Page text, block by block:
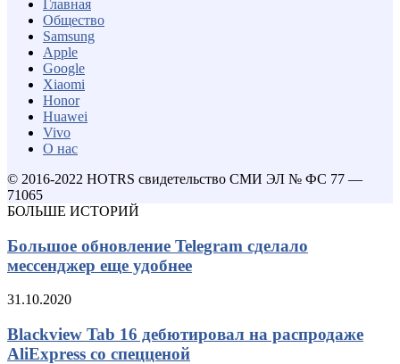
Главная
Общество
Samsung
Apple
Google
Xiaomi
Honor
Huawei
Vivo
О нас
© 2016-2022 HOTRS свидетельство СМИ ЭЛ № ФС 77 —
71065
БОЛЬШЕ ИСТОРИЙ
Большое обновление Telegram сделало
мессенджер еще удобнее
31.10.2020
Blackview Tab 16 дебютировал на распродаже
AliExpress со спецценой